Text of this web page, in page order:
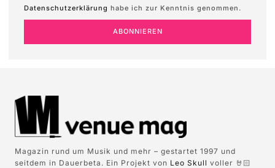
Datenschutzerklärung habe ich zur Kenntnis genommen.
ABONNIEREN
Magazin rund um Musik und mehr – gestartet 1997 und
seitdem in Dauerbeta. Ein Projekt von Leo Skull voller 🤘🏻